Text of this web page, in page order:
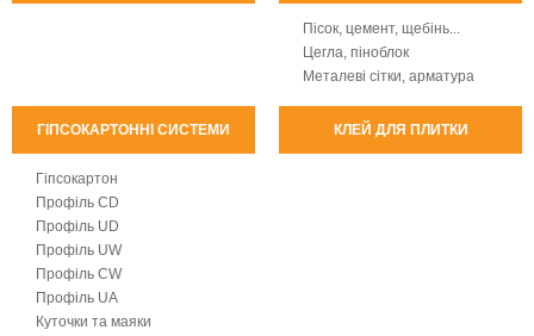
Пісок, цемент, щебінь...
Цегла, піноблок
Металеві сітки, арматура
ГІПСОКАРТОННІ СИСТЕМИ
Гіпсокартон
Профіль CD
Профіль UD
Профіль UW
Профіль CW
Профіль UA
Куточки та маяки
КЛЕЙ ДЛЯ ПЛИТКИ